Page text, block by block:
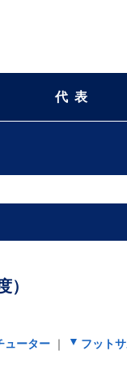
代表
ューター｜ フット